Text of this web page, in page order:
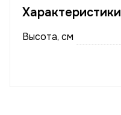
Характеристики
Высота, см